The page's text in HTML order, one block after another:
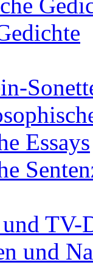
Essays
TV-
und